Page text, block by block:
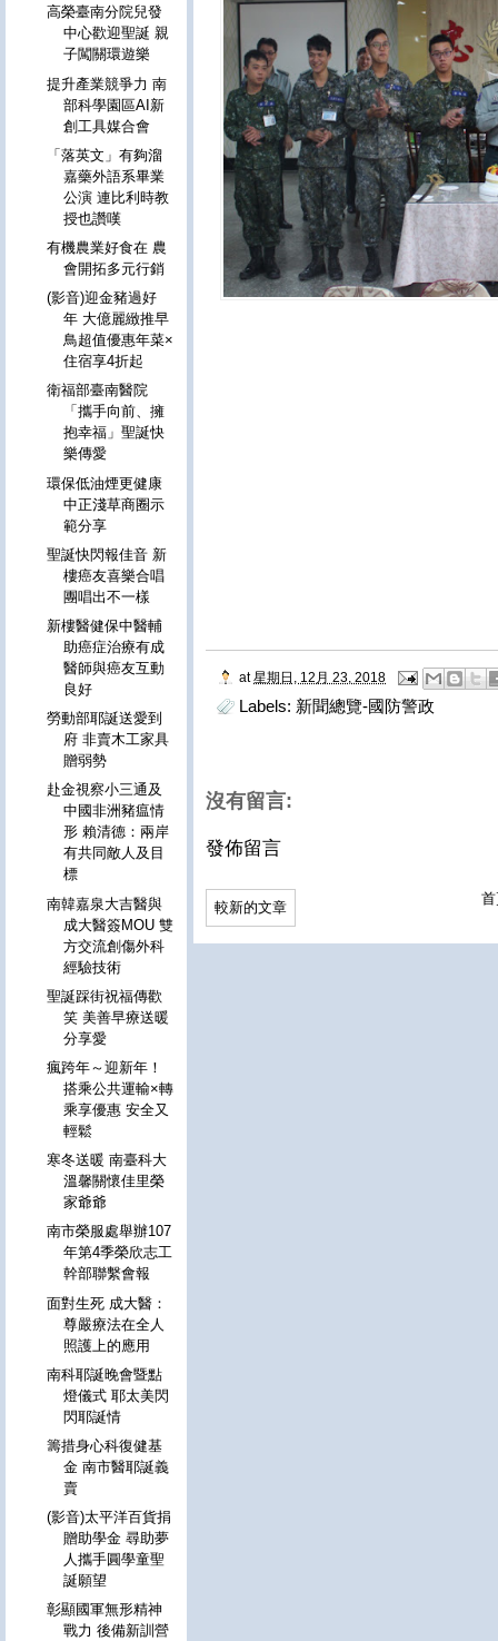
at 星期日, 12月 23, 2018
Labels: 新聞總覽-國防警政
沒有留言:
發佈留言
較新的文章
高榮臺南分院兒發
中心歡迎聖誕 親
子闖關環遊樂
提升產業競爭力 南
部科學園區AI新
創工具媒合會
「落英文」有夠溜
嘉藥外語系畢業
公演 連比利時教
授也讚嘆
有機農業好食在 農
會開拓多元行銷
(影音)迎金豬過好
年 大億麗緻推早
鳥超值優惠年菜×
住宿享4折起
衛福部臺南醫院
「攜手向前、擁
抱幸福」聖誕快
樂傳愛
環保低油煙更健康
中正淺草商圈示
範分享
聖誕快閃報佳音 新
樓癌友喜樂合唱
團唱出不一樣
新樓醫健保中醫輔
助癌症治療有成
醫師與癌友互動
良好
勞動部耶誕送愛到
府 非賣木工家具
贈弱勢
赴金視察小三通及
中國非洲豬瘟情
形 賴清德：兩岸
有共同敵人及目
標
南韓嘉泉大吉醫與
成大醫簽MOU 雙
方交流創傷外科
經驗技術
聖誕踩街祝福傳歡
笑 美善早療送暖
分享愛
瘋跨年～迎新年！
搭乘公共運輸×轉
乘享優惠 安全又
輕鬆
寒冬送暖 南臺科大
溫馨關懷佳里榮
家爺爺
南市榮服處舉辦107
年第4季榮欣志工
幹部聯繫會報
面對生死 成大醫：
尊嚴療法在全人
照護上的應用
南科耶誕晚會暨點
燈儀式 耶太美閃
閃耶誕情
籌措身心科復健基
金 南市醫耶誕義
賣
(影音)太平洋百貨捐
贈助學金 尋助夢
人攜手圓學童聖
誕願望
彰顯國軍無形精神
戰力 後備新訓營